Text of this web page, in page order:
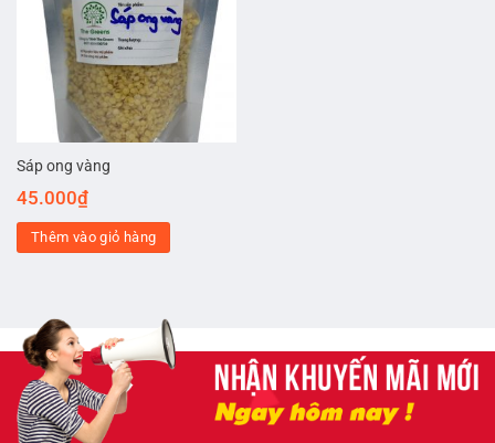
Sáp ong vàng
45.000₫
Thêm vào giỏ hàng